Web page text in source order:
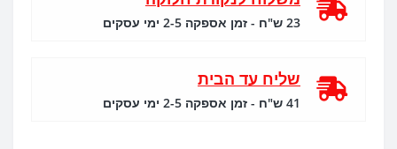
23 ש"ח - זמן אספקה 2-5 ימי עסקים
שליח עד הבית
41 ש"ח - זמן אספקה 2-5 ימי עסקים